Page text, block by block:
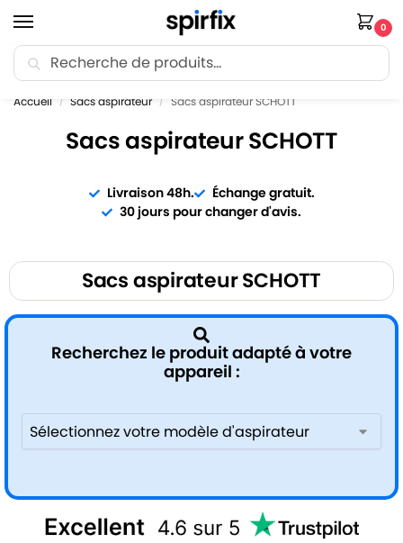
0
🚚 Livraison Point Relais offerte dès 30€ d’achat.
Accueil / Sacs aspirateur / Sacs aspirateur SCHOTT
Sacs aspirateur SCHOTT
Livraison 48h.
Échange gratuit.
30 jours pour changer d'avis.
Sacs aspirateur SCHOTT
Recherchez le produit adapté à votre
appareil :